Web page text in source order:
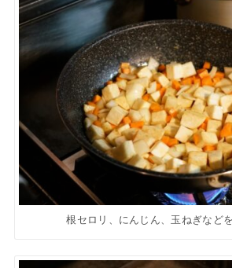
根セロリ、にんじん、玉ねぎなど